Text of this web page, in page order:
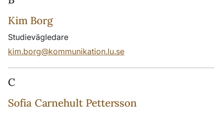
Kim Borg
Studievägledare
kim.borg@kommunikation.lu.se
C
Sofia Carnehult Pettersson